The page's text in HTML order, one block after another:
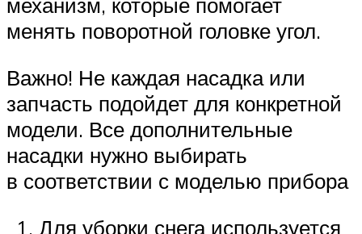
менять поворотной головке угол.
Важно! Не каждая насадка или
запчасть подойдет для конкретной
модели. Все дополнительные
насадки нужно выбирать
в соответствии с моделью прибора
Для уборки снега используется